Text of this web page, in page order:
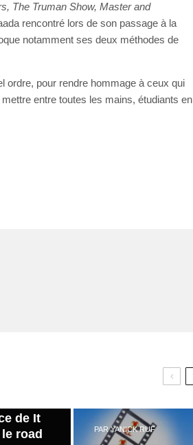
The Truman Show, Master and
rencontré lors de son passage à la
notamment ses deux méthodes de
ordre, pour rendre hommage à ceux qui
entre toutes les mains, étudiants en
de It
road
PARYANICK RUF